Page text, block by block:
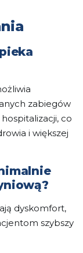
zabiegów
co
i większej
dyskomfort,
szybszy